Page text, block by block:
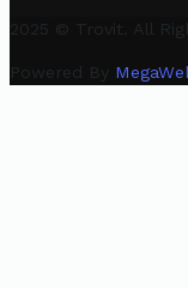
2025 © Trovit. All
Powered By